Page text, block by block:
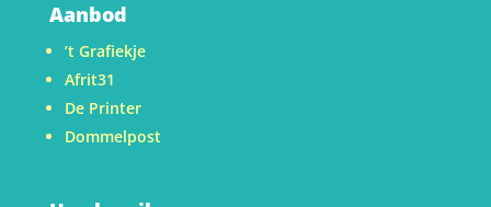
Aanbod
’t Grafiekje
Afrit31
De Printer
Dommelpost